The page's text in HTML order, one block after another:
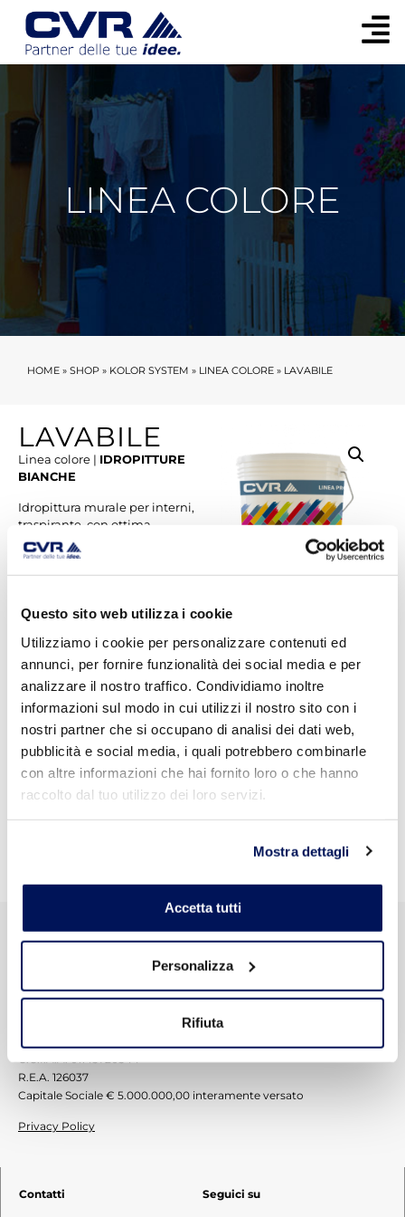
Questo sito web utilizza i cookie
Utilizziamo i cookie per personalizzare contenuti ed
annunci, per fornire funzionalità dei social media e per
analizzare il nostro traffico. Condividiamo inoltre
informazioni sul modo in cui utilizzi il nostro sito con i
nostri partner che si occupano di analisi dei dati web,
pubblicità e social media, i quali potrebbero combinarle
con altre informazioni che hai fornito loro o che hanno
raccolto dal tuo utilizzo dei loro servizi.
Mostra dettagli
Accetta tutti
Personalizza
Rifiuta
LINEA COLORE
HOME » SHOP » KOLOR SYSTEM » LINEA COLORE » LAVABILE
LAVABILE
Linea colore | IDROPITTURE
BIANCHE
Idropittura murale per interni,
traspirante, con ottima
copertura, buona permeabilità
al vapore acqueo, elevato
livello di bianco, resistente a
uso professionale.
SCHEDA DI SICUREZZA
Categorie: KOLOR SYSTEM, LINEA COLORE
Tags:Idropittura,traspirante
Zona Industriale Padule Snc 06024
R.E.A. 126037
Capitale Sociale € 5.000.000,00 interamente versato
Privacy Policy
Contatti Seguici su